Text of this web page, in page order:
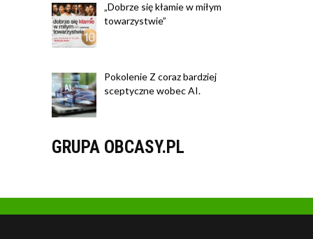
„Dobrze się kłamie w miłym
towarzystwie”
Pokolenie Z coraz bardziej
sceptyczne wobec AI.
GRUPA OBCASY.PL